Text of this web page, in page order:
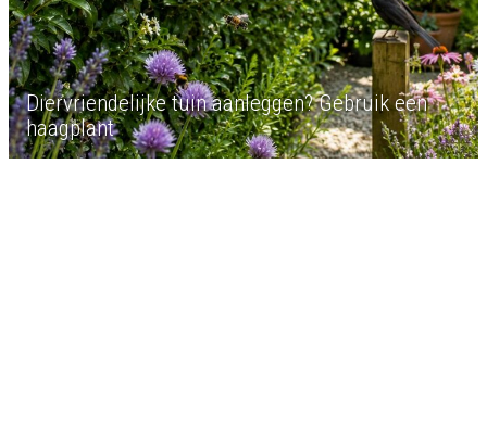
Diervriendelijke tuin aanleggen? Gebruik een
haagplant